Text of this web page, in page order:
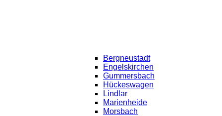
Bergneustadt
Engelskirchen
Gummersbach
Hückeswagen
Lindlar
Marienheide
Morsbach